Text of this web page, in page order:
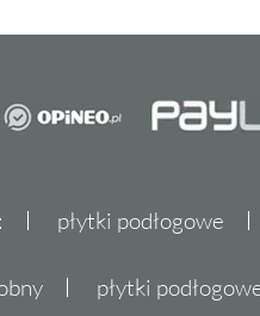
płytki podłogowe
płytki